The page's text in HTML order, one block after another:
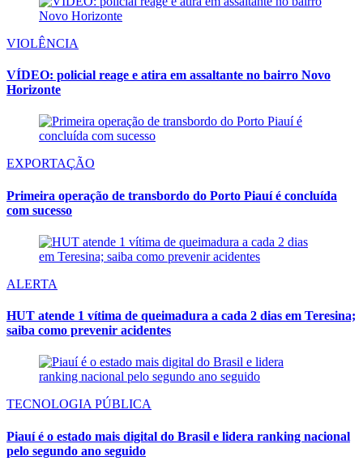
VIOLÊNCIA
VÍDEO: policial reage e atira em assaltante no bairro Novo
Horizonte
EXPORTAÇÃO
Primeira operação de transbordo do Porto Piauí é concluída
com sucesso
ALERTA
HUT atende 1 vítima de queimadura a cada 2 dias em Teresina;
saiba como prevenir acidentes
TECNOLOGIA PÚBLICA
Piauí é o estado mais digital do Brasil e lidera ranking nacional
pelo segundo ano seguido